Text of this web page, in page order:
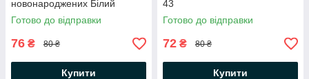
новонароджених Білий
Minikin 43
Готово до відправки
76 ₴ 80 ₴
Купити
43
Готово до відправки
72 ₴ 80 ₴
Купити